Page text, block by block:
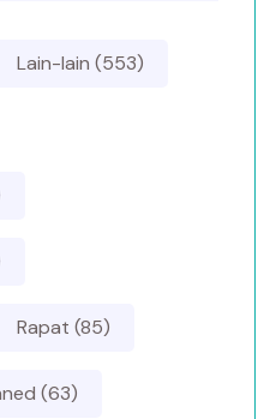
Lain-lain (553)
Rapat (85)
(63)